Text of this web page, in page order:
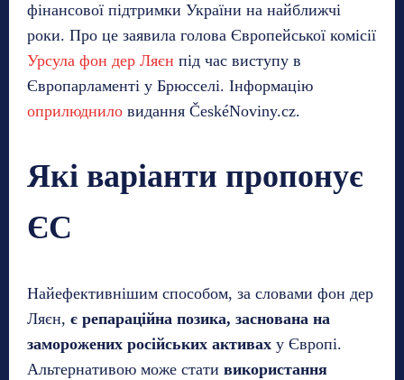
фінансової підтримки України на найближчі
роки. Про це заявила голова Європейської комісії
Урсула фон дер Ляєн під час виступу в
Європарламенті у Брюсселі. Інформацію
оприлюднило видання ČeskéNoviny.cz.
Які варіанти пропонує
ЄС
Найефективнішим способом, за словами фон дер
Ляєн, є репараційна позика, заснована на
заморожених російських активах у Європі.
Альтернативою може стати використання